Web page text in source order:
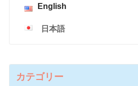
English
日本語
カテゴリー